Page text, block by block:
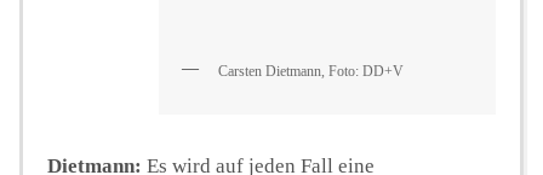
Carsten Dietmann, Foto: DD+V
Dietmann: Es wird auf jeden Fall eine